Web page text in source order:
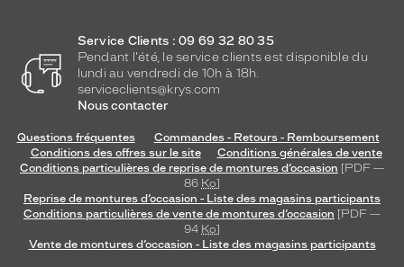
Service Clients : 09 69 32 80 35
Pendant l'été, le service clients est disponible du
lundi au vendredi de 10h à 18h.
serviceclients@krys.com
Nous contacter
Questions fréquentes
Commandes - Retours - Remboursement
Conditions des offres sur le site
Conditions générales de vente
Conditions particulières de reprise de montures d’occasion [PDF —
86 Ko]
Reprise de montures d’occasion - Liste des magasins participants
Conditions particulières de vente de montures d’occasion [PDF —
94 Ko]
Vente de montures d’occasion - Liste des magasins participants